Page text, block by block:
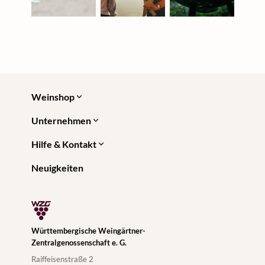
Württembergische Weingärtner-
Zentralgenossenschaft e. G.
Raiffeisenstraße 2
Weinshop
Unternehmen
Hilfe & Kontakt
Neuigkeiten